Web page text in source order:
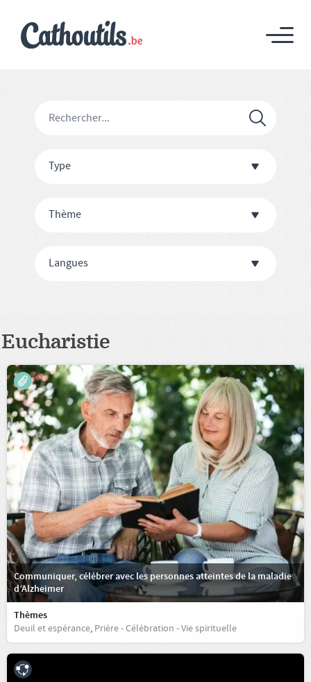
Type
Thème
Langues
Eucharistie
Communiquer, célébrer avec les personnes atteintes de la maladie
d’Alzheimer
Thèmes
Deuil et espérance, Prière - Célébration - Vie spirituelle